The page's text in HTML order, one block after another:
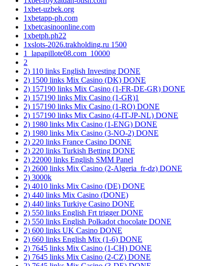
1xbet-uzbek.org
1xbetapp-ph.com
1xbetcasinoonline.com
1xbetph.ph22
1xslots-2026.trakholding.ru 1500
1_lapapillote08.com_10000
2
2) 110 links English Investing DONE
2) 1500 links Mix Casino (DK) DONE
2) 157190 links Mix Casino (1-FR-DE-GR) DONE
2) 157190 links Mix Casino (1-GR)1
2) 157190 links Mix Casino (1-RO) DONE
2) 157190 links Mix Casino (4-IT-JP-NL) DONE
2) 1980 links Mix Casino (1-ENG) DONE
2) 1980 links Mix Casino (3-NO-2) DONE
2) 220 links France Casino DONE
2) 220 links Turkish Betting DONE
2) 22000 links English SMM Panel
2) 2600 links Mix Casino (2-Algeria_fr-dz) DONE
2) 3000k
2) 4010 links Mix Casino (DE) DONE
2) 440 links Mix Casino (DONE)
2) 440 links Turkiye Casino DONE
2) 550 links English Frt trigger DONE
2) 550 links English Polkadot chocolate DONE
2) 600 links UK Casino DONE
2) 660 links English Mix (1-6) DONE
2) 7645 links Mix Casino (1-CH) DONE
2) 7645 links Mix Casino (2-CZ) DONE